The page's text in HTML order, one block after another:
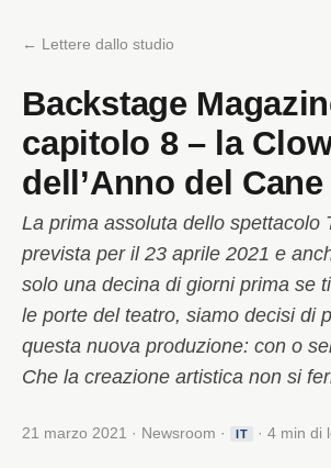
← Lettere dallo studio
Backstage
capitolo 8 – la
dell’Anno del Cane
La prima assoluta dello spettacolo
prevista per il 23 aprile 2021 e
solo una decina di giorni prima se
le porte del teatro, siamo decisi di
questa nuova produzione: con o
Che la creazione artistica non si
21 marzo 2021 · Newsroom · IT · 4 min di